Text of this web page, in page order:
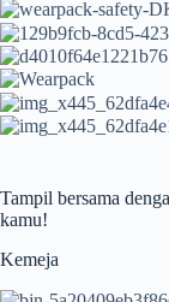
Tampil bersama
kamu!
Kemeja